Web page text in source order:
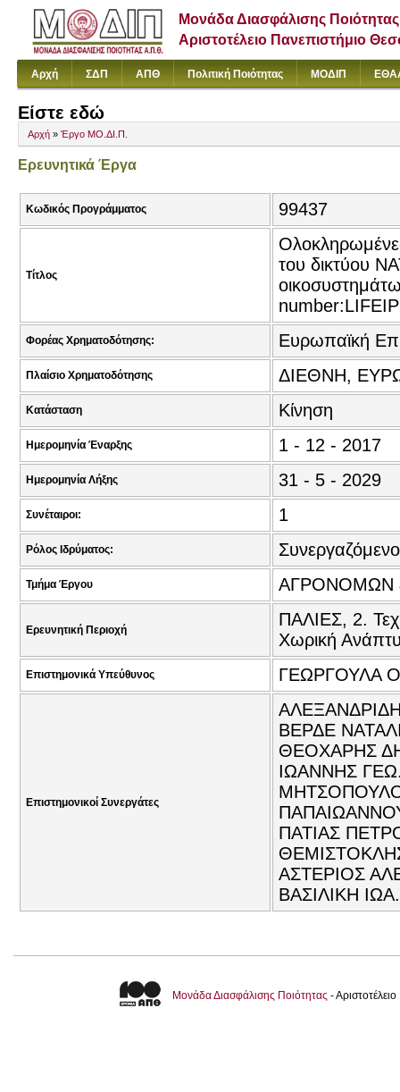
Μονάδα Διασφάλισης Ποιότητας
Αριστοτέλειο Πανεπιστήμιο
Αρχή ΣΔΠ ΑΠΘ Πολιτική Ποιότητας ΜΟΔΙΠ
Είστε εδώ
Αρχή » Έργο ΜΟ.ΔΙ.Π.
Ερευνητικά Έργα
Κωδικός Προγράμματος 99437
Τίτλος
του δικτύου
Φορέας Χρηματοδότησης: Ευρωπαϊκή
Πλαίσιο Χρηματοδότησης ΔΙΕΘΝΗ,
Κατάσταση Κίνηση
Ημερομηνία Έναρξης 1 - 12 - 2017
Ημερομηνία Λήξης 31 - 5 - 2029
Συνέταιροι: 1
Ρόλος Ιδρύματος:
Τμήμα Έργου ΑΓΡΟΝΟΜΩΝ
Ερευνητική Περιοχή
ΠΑΛΙΕΣ, 2.
Χωρική
Επιστημονικά Υπεύθυνος ΓΕΩΡΓΟΥΛΑ
Επιστημονικοί Συνεργάτες
ΒΕΡΔΕ
ΘΕΟΧΑΡΗΣ
ΙΩΑΝΝΗΣ
ΠΑΤΙΑΣ
ΑΣΤΕΡΙΟΣ
ΒΑΣΙΛΙΚΗ
Μονάδα Διασφάλισης Ποιότητας -